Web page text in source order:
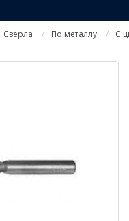
Сверла По металлу С